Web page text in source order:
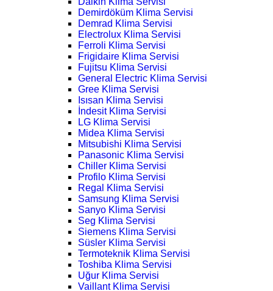
Demirdöküm Klima Servisi
Demrad Klima Servisi
Electrolux Klima Servisi
Ferroli Klima Servisi
Frigidaire Klima Servisi
Fujitsu Klima Servisi
General Electric Klima Servisi
Gree Klima Servisi
Isısan Klima Servisi
İndesit Klima Servisi
LG Klima Servisi
Midea Klima Servisi
Mitsubishi Klima Servisi
Panasonic Klima Servisi
Chiller Klima Servisi
Profilo Klima Servisi
Regal Klima Servisi
Samsung Klima Servisi
Sanyo Klima Servisi
Seg Klima Servisi
Siemens Klima Servisi
Süsler Klima Servisi
Termoteknik Klima Servisi
Toshiba Klima Servisi
Uğur Klima Servisi
Vaillant Klima Servisi